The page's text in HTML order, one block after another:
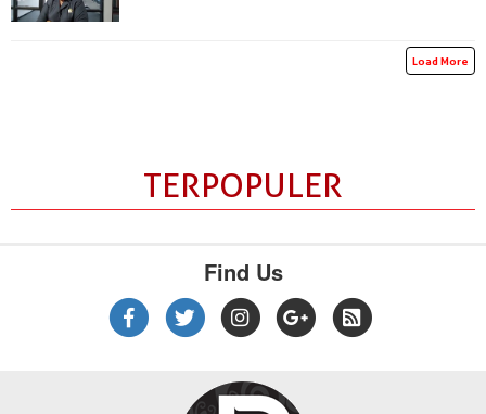
Load More
TERPOPULER
Find Us